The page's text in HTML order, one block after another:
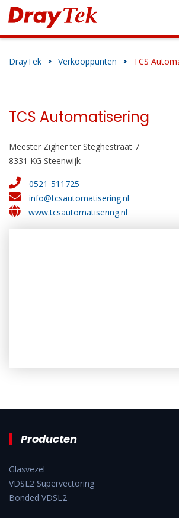
DrayTek > Verkooppunten > TCS
TCS Automatisering
Meester Zigher ter Steghestraat 7
8331 KG Steenwijk
0521-511725
info@tcsautomatisering.nl
www.tcsautomatisering.nl
Producten
Glasvezel
VDSL2 Supervectoring
Bonded VDSL2